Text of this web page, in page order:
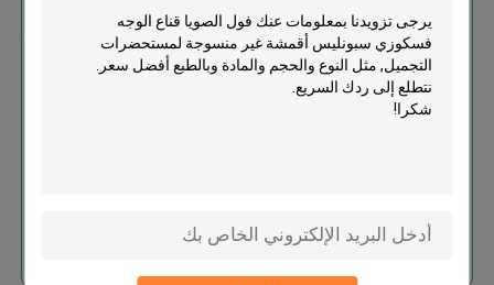
فول الصويا قناع الوجه فسكوزي
سبونليس أقمشة غير منسوجة
استمر